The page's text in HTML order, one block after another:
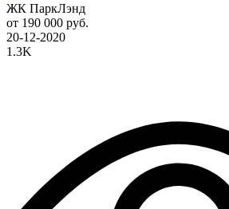
ЖК ПаркЛэнд
от 190 000 руб.
20-12-2020
1.3K